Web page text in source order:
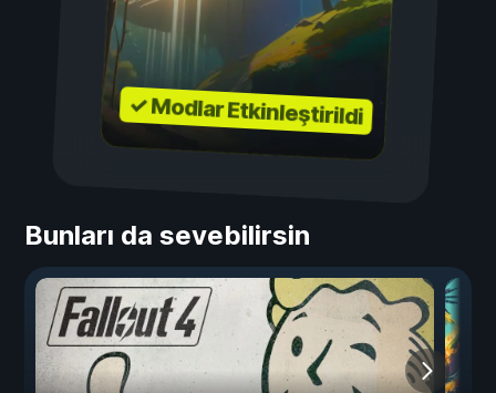
✓ Modlar Etkinleştirildi
Bunları da sevebilirsin